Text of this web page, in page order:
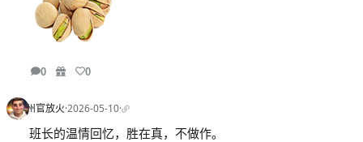
0 0
州官放火·2026-05-10·
班长的温情回忆，胜在真，不做作。